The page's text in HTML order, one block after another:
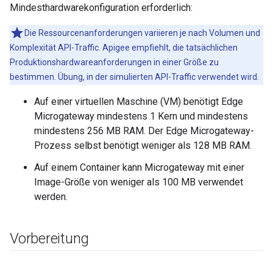
Mindesthardwarekonfiguration erforderlich:
Die Ressourcenanforderungen variieren je nach Volumen und
Komplexität API-Traffic. Apigee empfiehlt, die tatsächlichen
Produktionshardwareanforderungen in einer Größe zu
bestimmen. Übung, in der simulierten API-Traffic verwendet wird.
Auf einer virtuellen Maschine (VM) benötigt Edge
Microgateway mindestens 1 Kern und mindestens
mindestens 256 MB RAM. Der Edge Microgateway-
Prozess selbst benötigt weniger als 128 MB RAM.
Auf einem Container kann Microgateway mit einer
Image-Größe von weniger als 100 MB verwendet
werden.
Vorbereitung